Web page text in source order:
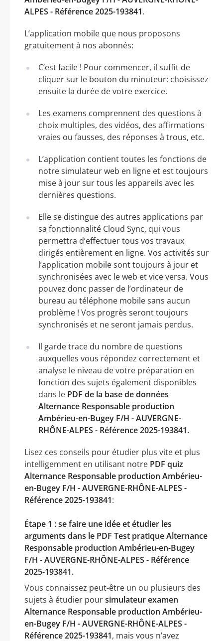
ALPES - Référence 2025-193841.
L’application mobile que nous proposons
gratuitement à nos abonnés:
C’est facile ! Pour commencer, il suffit de
cliquer sur le bouton du minuteur: choisissez
ensuite la durée de votre exercice.
Les examens comprennent des questions à
choix multiples, des vidéos, des affirmations
vraies ou fausses, des réponses à trous, etc.
L’application contient toutes les fonctions de
notre simulateur web en ligne et est toujours
mise à jour sur tous les appareils avec les
dernières questions.
Elle se distingue des autres applications par
sa fonctionnalité Cloud Sync, qui vous
permettra d’effectuer tous vos travaux
dirigés entièrement en ligne. Vos activités sur
l’application mobile sont toujours à jour et
synchronisées avec le web et vice versa. Vous
pouvez donc passer de l’ordinateur de
bureau au téléphone mobile sans aucun
problème ! Vos progrès seront toujours
synchronisés et ne seront jamais perdus.
Il garde trace du nombre de questions
auxquelles vous répondez correctement et
analyse le niveau de votre préparation en
fonction des sujets également disponibles
dans le PDF de la base de données
Alternance Responsable production
Ambérieu-en-Bugey F/H - AUVERGNE-
RHÔNE-ALPES - Référence 2025-193841.
Lisez ces conseils pour étudier plus vite et plus
intelligemment en utilisant notre PDF quiz
Alternance Responsable production Ambérieu-
en-Bugey F/H - AUVERGNE-RHÔNE-ALPES -
Référence 2025-193841:
Étape 1 : se faire une idée et étudier les
arguments dans le PDF Test pratique Alternance
Responsable production Ambérieu-en-Bugey
F/H - AUVERGNE-RHÔNE-ALPES - Référence
2025-193841.
Vous connaissez peut-être un ou plusieurs des
sujets à étudier poursimulateur examen
Alternance Responsable production Ambérieu-
en-Bugey F/H - AUVERGNE-RHÔNE-ALPES -
Référence 2025-193841, mais vous n’avez